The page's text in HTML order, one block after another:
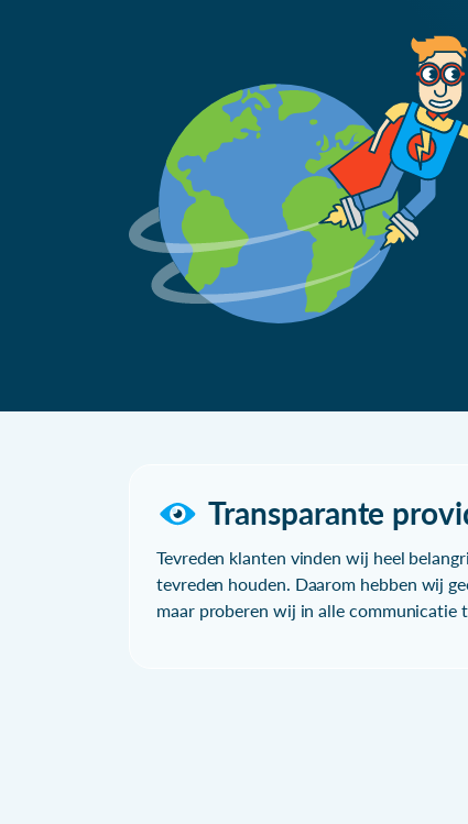
Transparante
Tevreden klanten vinden wij heel
tevreden houden. Daarom hebben wij
maar proberen wij in alle communicatie